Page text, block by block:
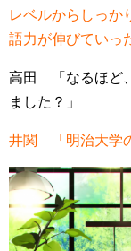
レベルからしっか
語力が伸びていっ
高田 「なるほど
ました？」
井関 「明治大学